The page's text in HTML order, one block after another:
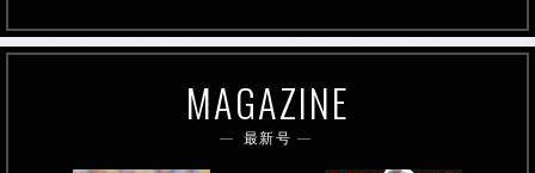
MAGAZINE
最新号